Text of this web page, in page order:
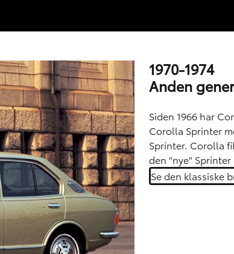
1970-1974
Anden
Siden 1966 har
Corolla Sprinter
Sprinter. Corolla
den "nye" Sprinter
Se den klassiske